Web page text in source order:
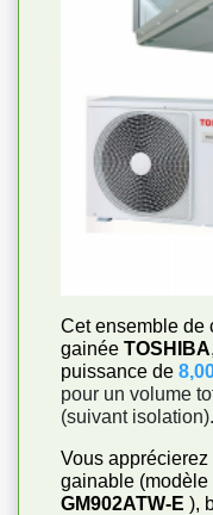
Cet ensemble de
gainée TOSHIBA
puissance de
pour un volume
(suivant isolation).
Vous
gainable (modèle
GM902ATW-E ),